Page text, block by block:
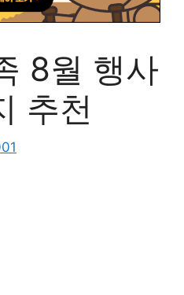
8월 행사
추천